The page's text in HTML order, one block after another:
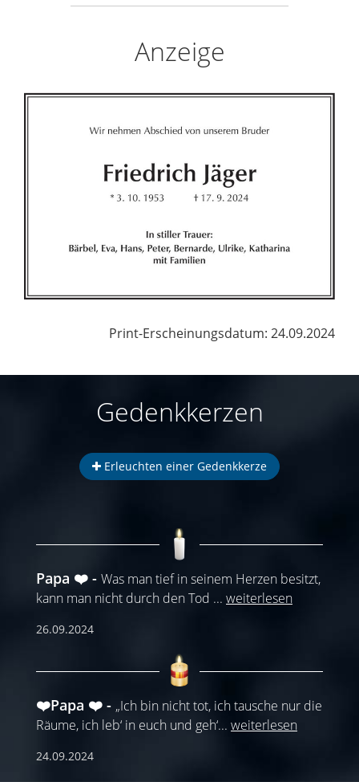
Anzeige
Print-Erscheinungsdatum: 24.09.2024
Gedenkkerzen
Erleuchten einer Gedenkkerze
Papa ❤️
Was man tief in seinem Herzen besitzt,
kann man nicht durch den Tod ... weiterlesen
26.09.2024
❤️Papa ❤️
„Ich bin nicht tot, ich tausche nur die
Räume, ich leb‘ in euch und geh‘... weiterlesen
24.09.2024